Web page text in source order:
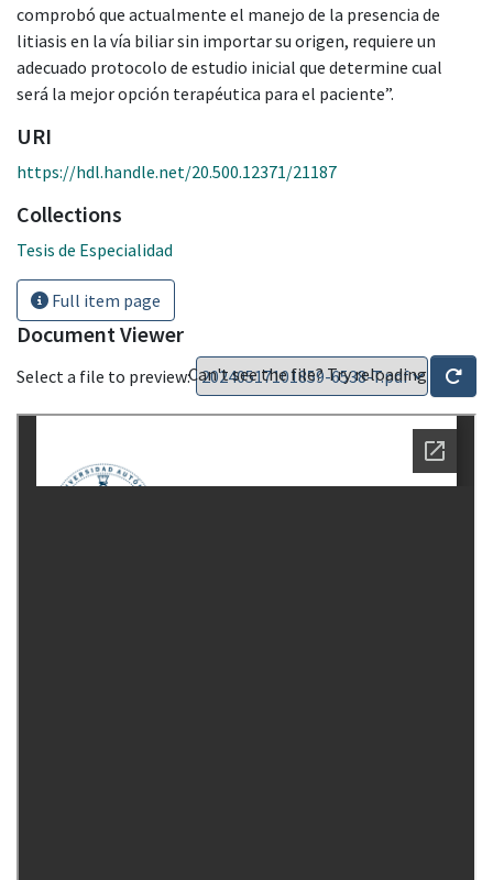
comprobó que actualmente el manejo de la presencia de
litiasis en la vía biliar sin importar su origen, requiere un
adecuado protocolo de estudio inicial que determine cual
será la mejor opción terapéutica para el paciente”.
URI
https://hdl.handle.net/20.500.12371/21187
Collections
Tesis de Especialidad
Full item page
Document Viewer
Select a file to preview:Can't see the file? Try reloading